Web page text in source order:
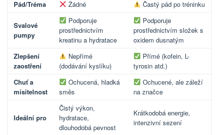
Pád/Tréma Žádné Častý pád po tréninku
Svalové
pumpy
Podporuje
prostřednictvím
kreatinu a hydratace
Podporuje
prostřednictvím složek s
oxidem dusnatým
Zlepšení
zaostření
Nepřímé
(dodávání kyslíku)
Přímé (kofein, L-
tyrosin atd.)
Chuť a
mísitelnost
Ochucená, hladká
směs
Ochucené, ale záleží
na značce
Ideální pro
Čistý výkon,
hydratace,
dlouhodobá pevnost
Krátkodobá energie,
intenzivní sezení